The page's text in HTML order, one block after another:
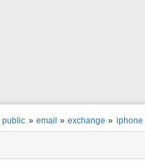
public » email » exchange » iphone